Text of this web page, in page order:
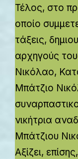
Τέλος, στο
οποίο
τάξεις,
αρχηγούς
Νικόλαο,
Μπάτζιο
νικήτρια
Μπάτζιου
Αξίζει,